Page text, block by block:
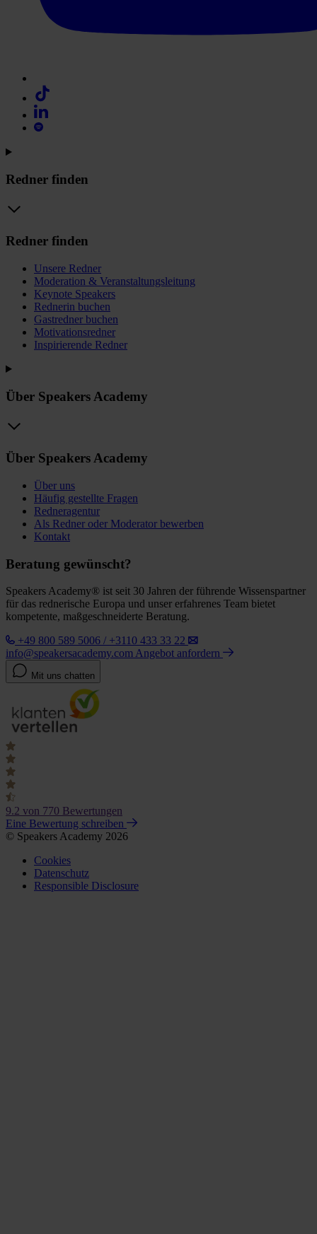
Redner finden
Redner finden
Unsere Redner
Moderation & Veranstaltungsleitung
Keynote Speakers
Rednerin buchen
Gastredner buchen
Motivationsredner
Inspirierende Redner
Über Speakers Academy
Über Speakers Academy
Über uns
Häufig gestellte Fragen
Redneragentur
Als Redner oder Moderator bewerben
Kontakt
Beratung gewünscht?
Speakers Academy® ist seit 30 Jahren der führende Wissenspartner
für das rednerische Europa und unser erfahrenes Team bietet
kompetente, maßgeschneiderte Beratung.
+49 800 589 5006 / +3110 433 33 22
info@speakersacademy.com Angebot anfordern
Mit uns chatten
9.2 von 770 Bewertungen
Eine Bewertung schreiben
© Speakers Academy 2026
Cookies
Datenschutz
Responsible Disclosure